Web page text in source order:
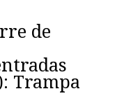
de
Trampa